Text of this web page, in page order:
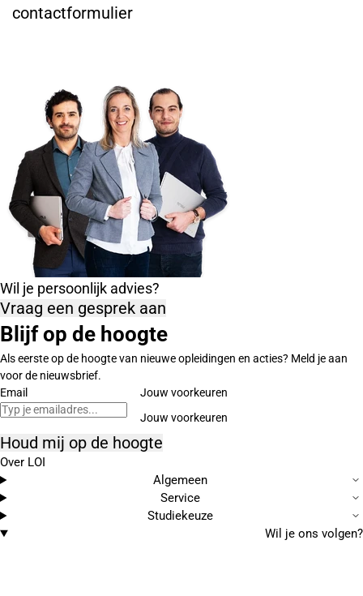
contactformulier
Wil je persoonlijk advies?
Vraag een gesprek aan
Blijf op de hoogte
Als eerste op de hoogte van nieuwe opleidingen en acties? Meld je aan
voor de nieuwsbrief.
Email
Jouw voorkeuren
Houd mij op de hoogte
Over LOI
Algemeen
Service
Studiekeuze
Wil je ons volgen?